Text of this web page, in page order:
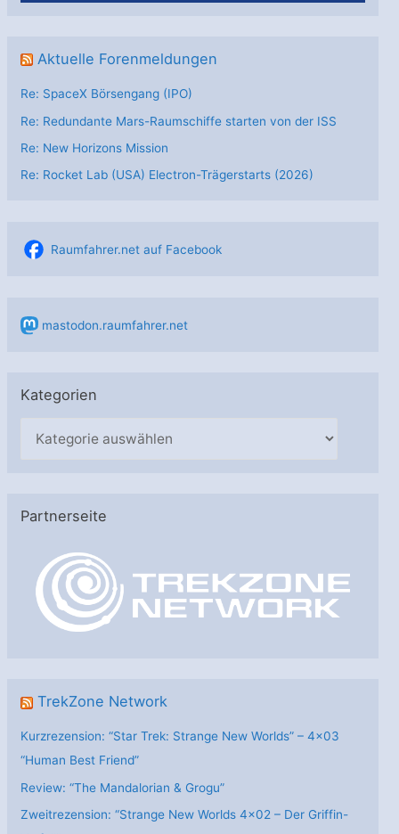
Aktuelle Forenmeldungen
Re: SpaceX Börsengang (IPO)
Re: Redundante Mars-Raumschiffe starten von der ISS
Re: New Horizons Mission
Re: Rocket Lab (USA) Electron-Trägerstarts (2026)
Raumfahrer.net auf Facebook
mastodon.raumfahrer.net
Kategorien
g
Partnerseite
TrekZone Network
Kurzrezension: “Star Trek: Strange New Worlds” – 4×03
“Human Best Friend”
Review: “The Mandalorian & Grogu”
Zweitrezension: “Strange New Worlds 4×02 – Der Griffin-